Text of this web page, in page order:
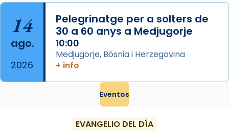
14
ago.
2026
Pelegrinatge per a solters de
30 a 60 anys a Medjugorje
10:00
Medjugorje, Bòsnia i Herzegovina
+ info
Eventos
EVANGELIO DEL DÍA